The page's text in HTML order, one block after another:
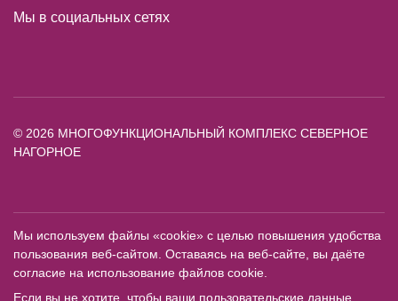
Мы в социальных сетях
© 2026 МНОГОФУНКЦИОНАЛЬНЫЙ КОМПЛЕКС СЕВЕРНОЕ
НАГОРНОЕ
Мы используем файлы «cookie» с целью повышения удобства
пользования веб-сайтом. Оставаясь на веб-сайте, вы даёте
согласие на использование файлов cookie.
Если вы не хотите, чтобы ваши пользовательские данные